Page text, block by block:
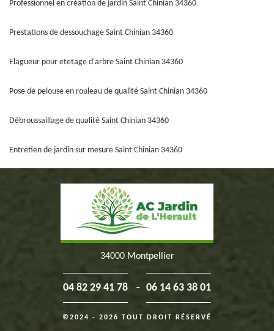
Professionnel en création de jardin Saint Chinian 34360
Prestations de dessouchage Saint Chinian 34360
Elagueur pour etetage d'arbre Saint Chinian 34360
Pose de pelouse en rouleau de qualité Saint Chinian 34360
Débroussaillage de qualité Saint Chinian 34360
Entretien de jardin sur mesure Saint Chinian 34360
34000 Montpellier
04 82 29 41 78 - 06 14 63 38 01
©2024 - 2026 TOUT DROIT RÉSERVÉ